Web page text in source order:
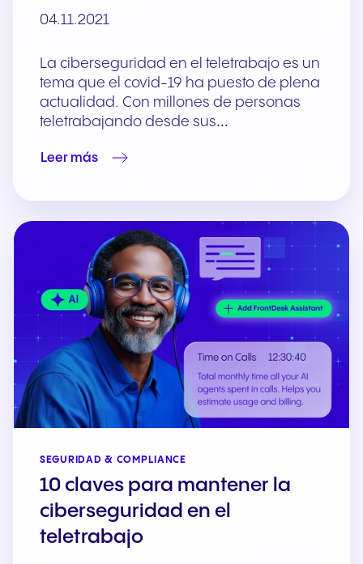
04.11.2021
La ciberseguridad en el teletrabajo es un
tema que el covid-19 ha puesto de plena
actualidad. Con millones de personas
teletrabajando desde sus…
Leer más
SEGURIDAD & COMPLIANCE
10 claves para mantener la
ciberseguridad en el
teletrabajo